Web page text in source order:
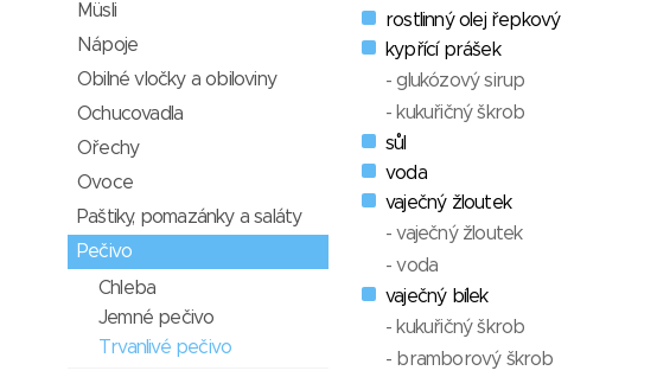
rostlinný olej řepkový
kypřící prášek
- glukózový sirup
- kukuřičný škrob
sůl
voda
vaječný žloutek
- vaječný žloutek
- voda
vaječný bílek
- kukuřičný škrob
- bramborový škrob
Müsli
Nápoje
Obilné vločky a obiloviny
Ochucovadla
Ořechy
Ovoce
Paštiky, pomazánky a saláty
Pečivo
Chleba
Jemné pečivo
Trvanlivé pečivo